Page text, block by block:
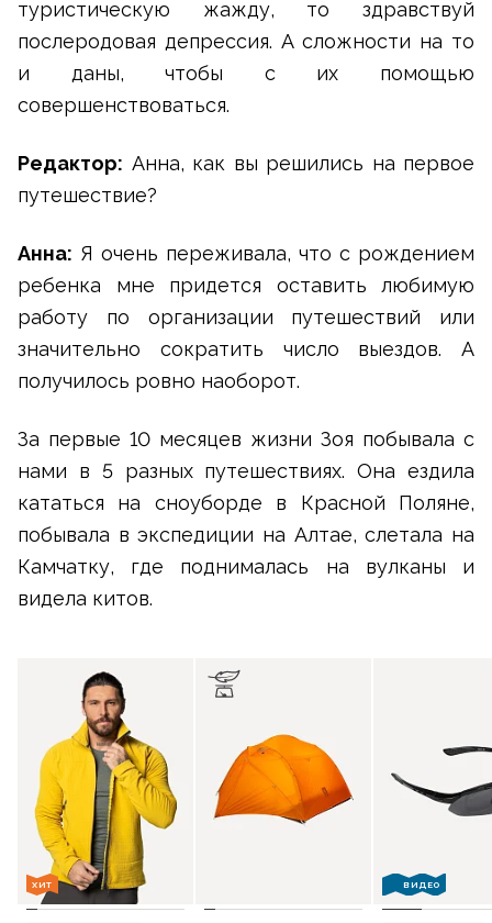
туристическую жажду, то здравствуй
послеродовая депрессия. А сложности на то
и даны, чтобы с их помощью
совершенствоваться.
Редактор: Анна, как вы решились на первое
путешествие?
Анна: Я очень переживала, что с рождением
ребенка мне придется оставить любимую
работу по организации путешествий или
значительно сократить число выездов. А
получилось ровно наоборот.
За первые 10 месяцев жизни Зоя побывала с
нами в 5 разных путешествиях. Она ездила
кататься на сноуборде в Красной Поляне,
побывала в экспедиции на Алтае, слетала на
Камчатку, где поднималась на вулканы и
видела китов.
ХИТ ВИДЕО